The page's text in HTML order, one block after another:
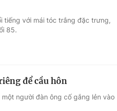
tiếng với mái tóc trắng đặc trưng,
85.
để cầu hôn
người đàn ông cố gắng lẻn vào